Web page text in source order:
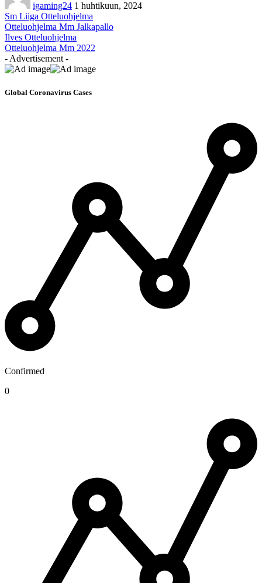
igaming24 1 huhtikuun, 2024
Sm Liiga Otteluohjelma
Otteluohjelma Mm Jalkapallo
Ilves Otteluohjelma
Otteluohjelma Mm 2022
- Advertisement -
Global Coronavirus Cases
Confirmed
0